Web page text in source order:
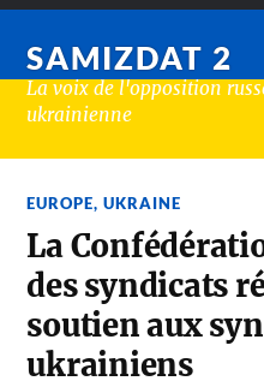
SAMIZDAT 2
La voix de l'opposition
ukrainienne
EUROPE,UKRAINE
La
des syndicats
soutien aux
ukrainiens